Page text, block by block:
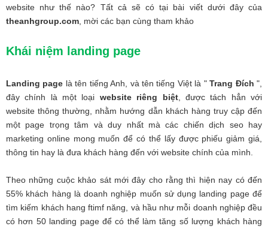
website như thế nào? Tất cả sẽ có tại bài viết dưới đây của
theanhgroup.com , mời các bạn cùng tham khảo
Khái niệm landing page
Landing page là tên tiếng Anh, và tên tiếng Việt là "Trang Đích ",
đây chính là một loại website riêng biệt, được tách hẳn với
website thông thường, nhằm hướng dẫn khách hàng truy cập đến
một page trọng tâm và duy nhất mà các chiến dịch seo hay
marketing online mong muốn để có thể lấy được phiếu giảm giá,
thông tin hay là đưa khách hàng đến với website chính của mình.
Theo những cuộc khảo sát mới đây cho rằng thì hiện nay có đến
55% khách hàng là doanh nghiệp muốn sử dụng landing page để
tìm kiếm khách hang ftimf năng, và hầu như mỗi doanh nghiệp đều
có hơn 50 landing page để có thể làm tăng số lượng khách hàng